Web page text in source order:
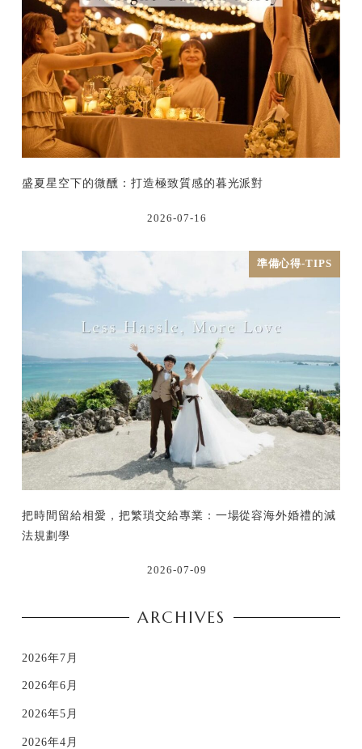
盛夏星空下的微醺：打造極致質感的暮光派對
2026-07-16
準備心得-TIPS
把時間留給相愛，把繁瑣交給專業：一場從容海外婚禮的減
法規劃學
2026-07-09
ARCHIVES
2026年7月
2026年6月
2026年5月
2026年4月